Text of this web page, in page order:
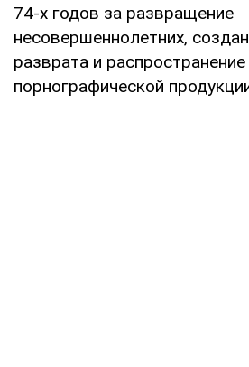
74-х годов за развращение
несовершеннолетних,
разврата и
порнографической